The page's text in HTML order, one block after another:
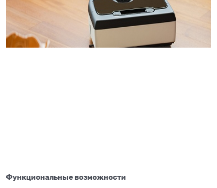
Функциональные возможности